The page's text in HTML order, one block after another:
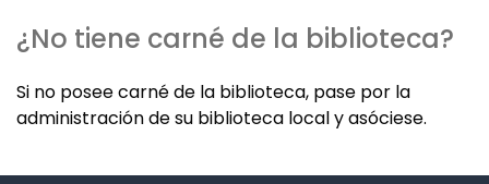
¿No tiene carné de la biblioteca?
Si no posee carné de la biblioteca, pase por la
administración de su biblioteca local y asóciese.